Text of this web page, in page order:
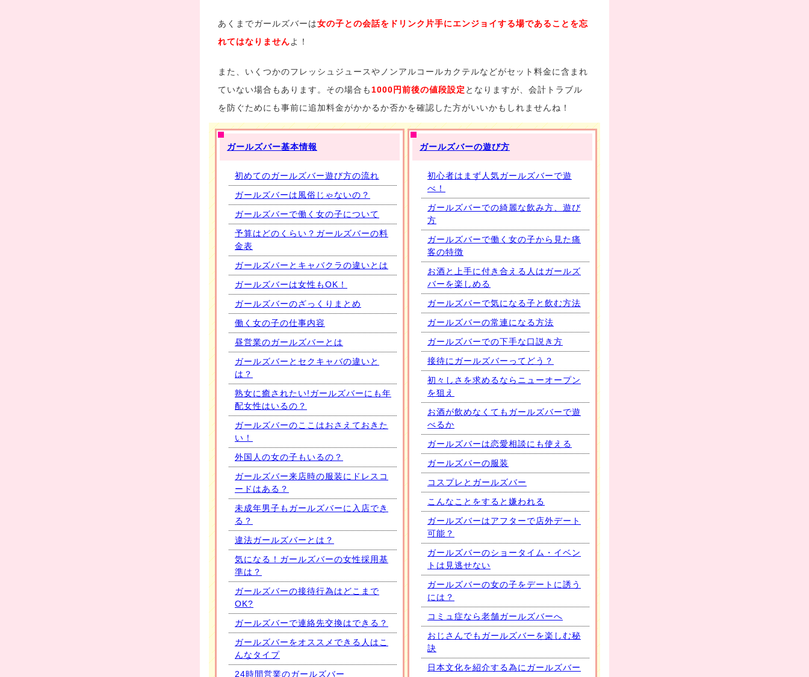
あくまでガールズバーは女の子との会話をドリンク片手にエンジョイする場であることを忘
れてはなりませんよ！
また、いくつかのフレッシュジュースやノンアルコールカクテルなどがセット料金に含まれ
ていない場合もあります。その場合も 1000円前後の値段設定 となりますが、会計トラブル
を防ぐためにも事前に追加料金がかかるか否かを確認した方がいいかもしれませんね！
ガールズバー基本情報
初めてのガールズバー遊び方の流れ
ガールズバーは風俗じゃないの？
ガールズバーで働く女の子について
予算はどのくらい？ガールズバーの料
金表
ガールズバーとキャバクラの違いとは
ガールズバーは女性もOK！
ガールズバーのざっくりまとめ
働く女の子の仕事内容
昼営業のガールズバーとは
ガールズバーとセクキャバの違いと
は？
熟女に癒されたい!ガールズバーにも年
配女性はいるの？
ガールズバーのここはおさえておきた
い！
外国人の女の子もいるの？
ガールズバー来店時の服装にドレスコ
ードはある？
未成年男子もガールズバーに入店でき
る？
違法ガールズバーとは？
気になる！ガールズバーの女性採用基
準は？
ガールズバーの接待行為はどこまで
OK?
ガールズバーで連絡先交換はできる？
ガールズバーをオススメできる人はこ
んなタイプ
24時間営業のガールズバー
ガールズバーの遊び方
初心者はまず人気ガールズバーで遊
べ！
ガールズバーでの綺麗な飲み方、遊び
方
ガールズバーで働く女の子から見た痛
客の特徴
お酒と上手に付き合える人はガールズ
バーを楽しめる
ガールズバーで気になる子と飲む方法
ガールズバーの常連になる方法
ガールズバーでの下手な口説き方
接待にガールズバーってどう？
初々しさを求めるならニューオープン
を狙え
お酒が飲めなくてもガールズバーで遊
べるか
ガールズバーは恋愛相談にも使える
ガールズバーの服装
コスプレとガールズバー
こんなことをすると嫌われる
ガールズバーはアフターで店外デート
可能？
ガールズバーのショータイム・イベン
トは見逃せない
ガールズバーの女の子をデートに誘う
には？
コミュ症なら老舗ガールズバーへ
おじさんでもガールズバーを楽しむ秘
訣
日本文化を紹介する為にガールズバー